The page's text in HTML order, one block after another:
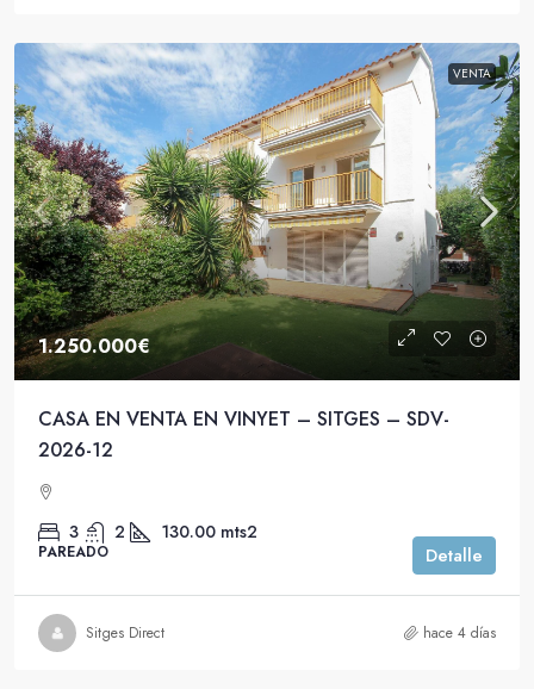
VENTA
1.250.000€
CASA EN VENTA EN VINYET – SITGES – SDV-
2026-12
3 2 130.00 mts2
PAREADO Detalle
Sitges Direct hace 4 días